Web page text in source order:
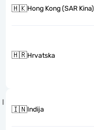
🇭🇰Hong Kong (SAR Kina)
🇭🇷Hrvatska
I
🇮🇳Indija